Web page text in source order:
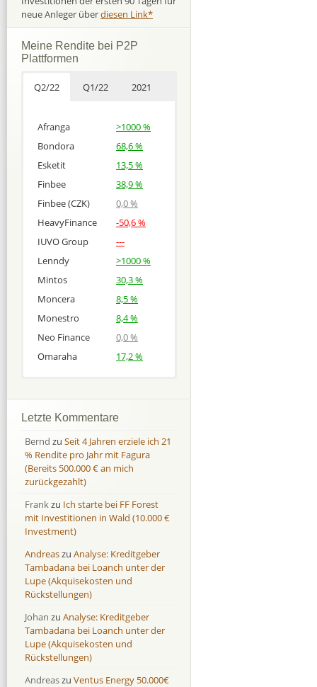
neue Anleger überdiesen Link*
Meine Rendite bei P2P
Plattformen
Q2/22 Q1/22 2021
Afranga
>1000 %
Bondora
68,6 %
Esketit
13,5 %
Finbee
38,9 %
Finbee (CZK)
0,0 %
HeavyFinance
-50,6 %
IUVO Group
---
Lenndy
>1000 %
Mintos
30,3 %
Moncera
8,5 %
Monestro
8,4 %
Neo Finance
0,0 %
Omaraha
17,2 %
Bondora
Finbee
43,2%
Finbee (CZK)
0,0 %
HeavyFinance
IUVO Group
-32,2 %
Lenndy
-314,6 %
Moncera
8,0 %
Monestro
9,1 %
Neo Finance
Omaraha
16,4 %
Bondora
Finbee
35,2%
Finbee (CZK)
0,0 %
HeavyFinance
IUVO Group
-55,0 %
Lenndy
146,5 %
Moncera
11,1 %
Monestro
>1000%
Neo Finance
Omaraha
18,0 %
Letzte Kommentare
Bernd zu Seit 4 Jahren erziele ich 21
% Rendite pro Jahr mit Fagura
(Bereits 500.000 € an mich
zurückgezahlt)
Frankzu Ich starte bei FF Forest
mit Investitionen in Wald (10.000 €
Investment)
Andreaszu Analyse: Kreditgeber
Tambadana bei Loanch unter der
Lupe (Akquisekosten und
Rückstellungen)
Johan zu Analyse: Kreditgeber
Tambadana bei Loanch unter der
Lupe (Akquisekosten und
Rückstellungen)
Andreaszu Ventus Energy 50.000€